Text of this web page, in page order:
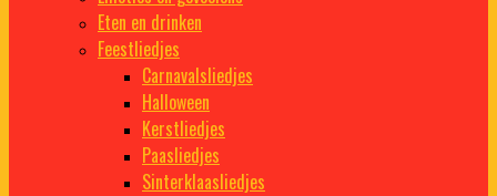
Eten en drinken
Feestliedjes
Carnavalsliedjes
Halloween
Kerstliedjes
Paasliedjes
Sinterklaasliedjes